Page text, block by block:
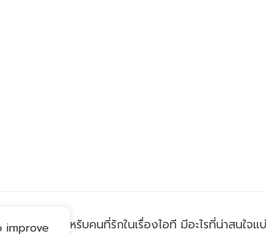
านที่แสนดีสำหรับคนที่รักในเรื่องไอที มีอะไรที่น่าสนใจแ